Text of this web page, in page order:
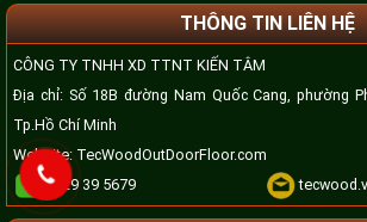
THÔNG TIN LIÊN HỆ
CÔNG TY TNHH XD TTNT KIẾN TÂM
Địa chỉ: Số 18B đường Nam Quốc Cang, phường
Tp.Hồ Chí Minh
Website: TecWoodOutDoorFloor.com
0929 39 5679